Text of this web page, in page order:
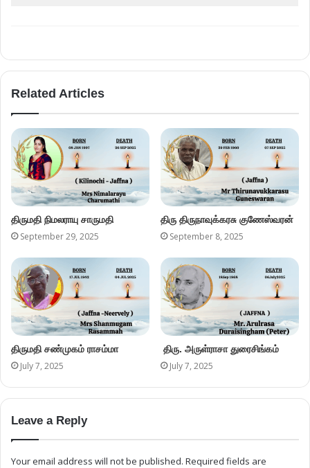
Related Articles
திருமதி நிமலராயு சாருமதி
September 29, 2025
திரு திருநாவுக்கரசு குணேஸ்வரன்
September 8, 2025
திருமதி சண்முகம் ராசம்மா
July 7, 2025
திரு. அருள்ராசா துரைசிங்கம்
July 7, 2025
Leave a Reply
Your email address will not be published. Required fields are